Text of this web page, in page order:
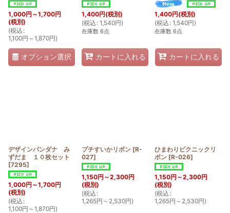
1,000円 ～1,700円
(税別)
(税込 :
1,100円 ～1,870円)
オプション選択
1,400円(税別)
(税込 : 1,540円)
在庫数 6点
カートに入れる
1,400円(税別)
(税込 : 1,540円)
在庫数 6点
カートに入れる
デザインバンダナ み
ずだま １０枚セット
[7295]
1,000円 ～1,700円
(税別)
(税込 :
1,100円 ～1,870円)
プチすいかリボン [R-
027]
1,150円 ～2,300円
(税別)
(税込 :
1,265円 ～2,530円)
ひまわりピクニックリ
ボン [R-026]
1,150円 ～2,300円
(税別)
(税込 :
1,265円 ～2,530円)